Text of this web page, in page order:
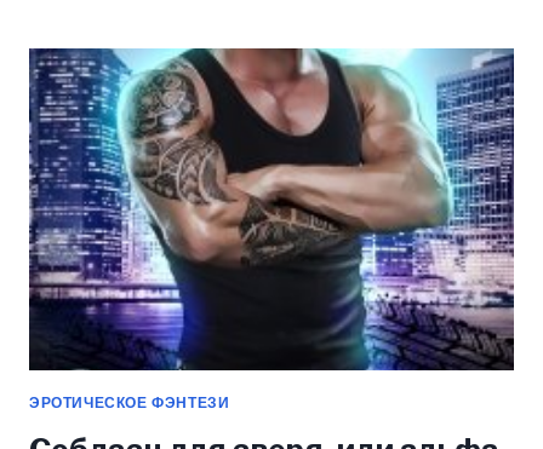
(ЭЛИС
МЭК)
ЭРОТИЧЕСКОЕ ФЭНТЕЗИ